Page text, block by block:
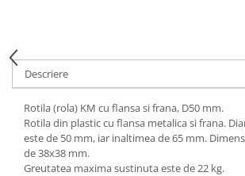
Descriere
Rotila (rola) KM cu flansa si frana, D50 mm.
Rotila din plastic cu flansa metalica si frana.
este de 50 mm, iar inaltimea de 65 mm.
de 38x38 mm.
Greutatea maxima sustinuta este de 22 kg.